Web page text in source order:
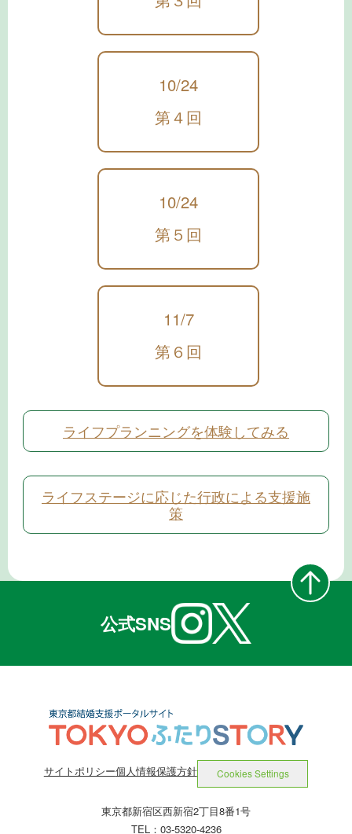
10/24
第４回
10/24
第５回
11/7
第６回
ライフプランニングを体験してみる
ライフステージに応じた行政による支援施
策
公式SNS
サイトポリシー個人情報保護方針 Cookies Settings
東京都新宿区西新宿2丁目8番1号
TEL：03-5320-4236